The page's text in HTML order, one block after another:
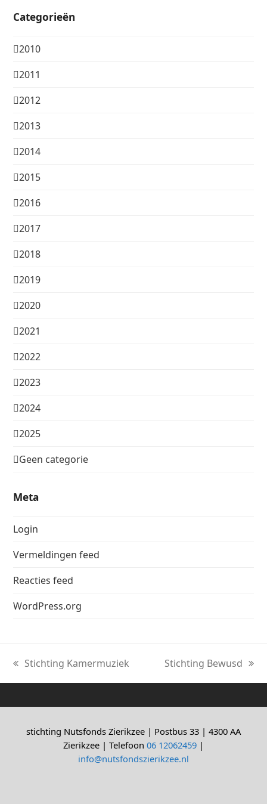
Categorieën
2010
2011
2012
2013
2014
2015
2016
2017
2018
2019
2020
2021
2022
2023
2024
2025
Geen categorie
Meta
Login
Vermeldingen feed
Reacties feed
WordPress.org
previous
post:
Stichting Kamermuziek
next
post:
Stichting Bewusd
stichting Nutsfonds Zierikzee | Postbus 33 | 4300 AA
Zierikzee | Telefoon 06 12062459 |
info@nutsfondszierikzee.nl